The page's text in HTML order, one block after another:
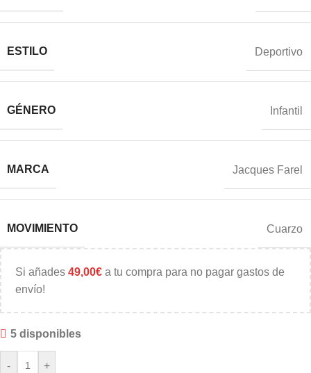
ESTILO Deportivo
GÉNERO Infantil
MARCA Jacques Farel
MOVIMIENTO Cuarzo
Si añades 49,00€ a tu compra para no pagar gastos de
envío!
5 disponibles
- +